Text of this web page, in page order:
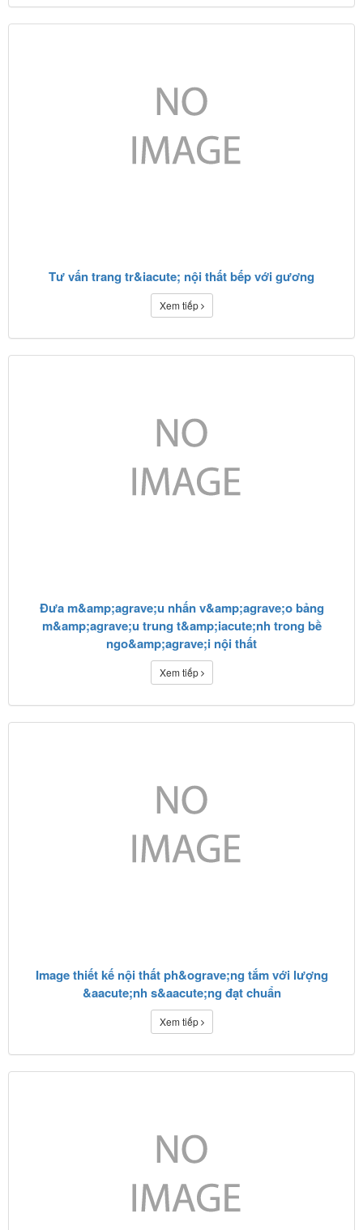
Tư vấn trang tr&iacute; nội thất bếp với gương
Xem tiếp
Đưa m&amp;agrave;u nhấn v&amp;agrave;o bảng
m&amp;agrave;u trung t&amp;iacute;nh trong bề
ngo&amp;agrave;i nội thất
Xem tiếp
Image thiết kế nội thất ph&ograve;ng tắm với lượng
&aacute;nh s&aacute;ng đạt chuẩn
Xem tiếp